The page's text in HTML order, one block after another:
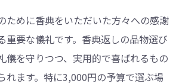
ために香典をいただいた方々への感謝
重要な儀礼です。香典返しの品物選び
儀を守りつつ、実用的で喜ばれるもの
れます。特に3,000円の予算で選ぶ場